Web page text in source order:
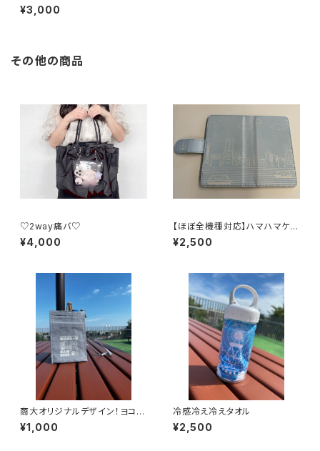
ラー）
¥3,000
その他の商品
♡2way痛バ♡
¥4,000
【ほぼ全機種対応】ハマハマケー
ス
¥2,500
商大オリジナルデザイン！ヨコハ
マ２ウェイホルダー
¥1,000
冷感冷え冷えタオル
¥2,500